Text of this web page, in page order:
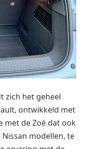
zich het geheel
ontwikkeld met
met de Zoé dat ook
modellen, te